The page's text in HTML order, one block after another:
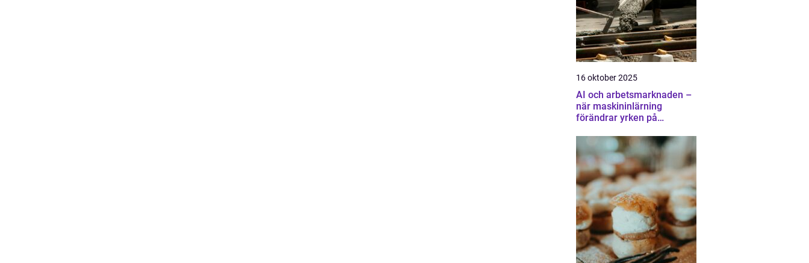
16 oktober 2025
AI och arbetsmarknaden –
när maskininlärning
förändrar yrken på